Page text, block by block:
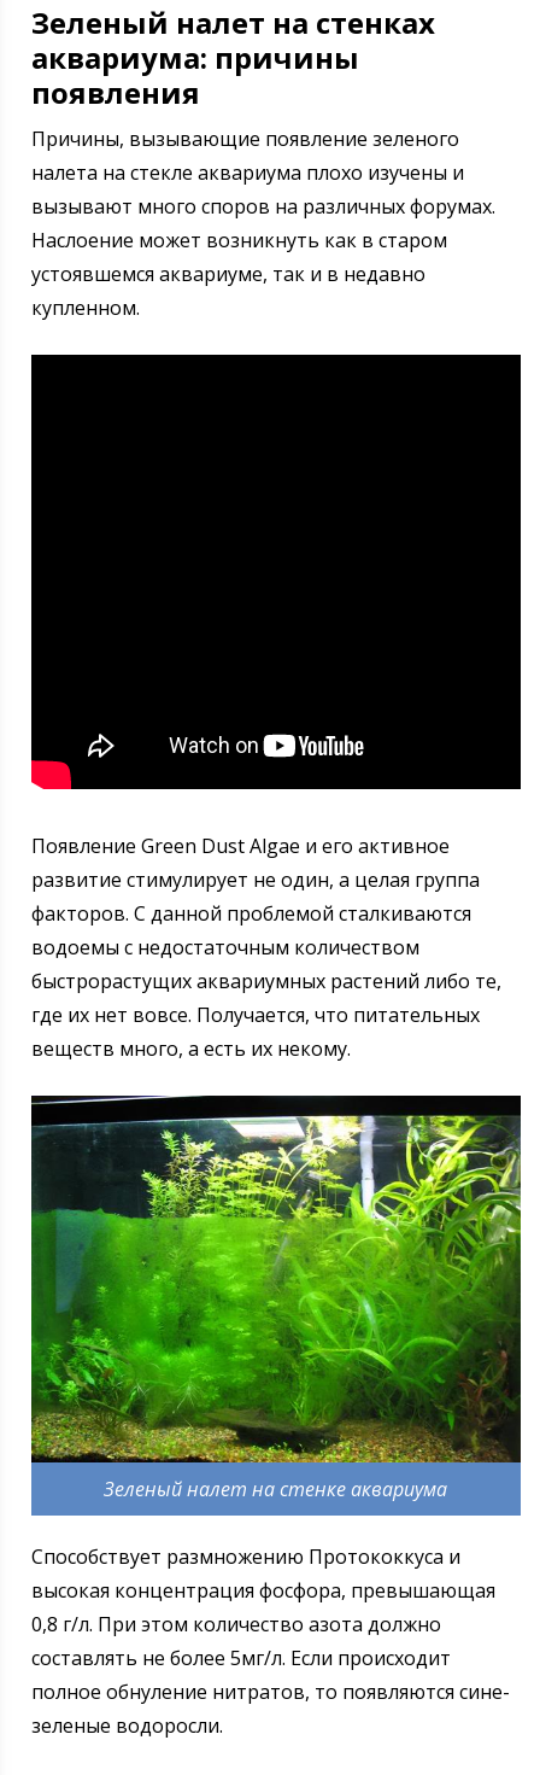
Зеленый налет на стенках
аквариума: причины
появления
Причины, вызывающие появление зеленого
налета на стекле аквариума плохо изучены и
вызывают много споров на различных форумах.
Наслоение может возникнуть как в старом
устоявшемся аквариуме, так и в недавно
купленном.
Появление Green Dust Algae и его активное
развитие стимулирует не один, а целая группа
факторов. С данной проблемой сталкиваются
водоемы с недостаточным количеством
быстрорастущих аквариумных растений либо те,
где их нет вовсе. Получается, что питательных
веществ много, а есть их некому.
Зеленый налет на стенке аквариума
Способствует размножению Протококкуса и
высокая концентрация фосфора, превышающая
0,8 г/л. При этом количество азота должно
составлять не более 5мг/л. Если происходит
полное обнуление нитратов, то появляются сине-
зеленые водоросли.